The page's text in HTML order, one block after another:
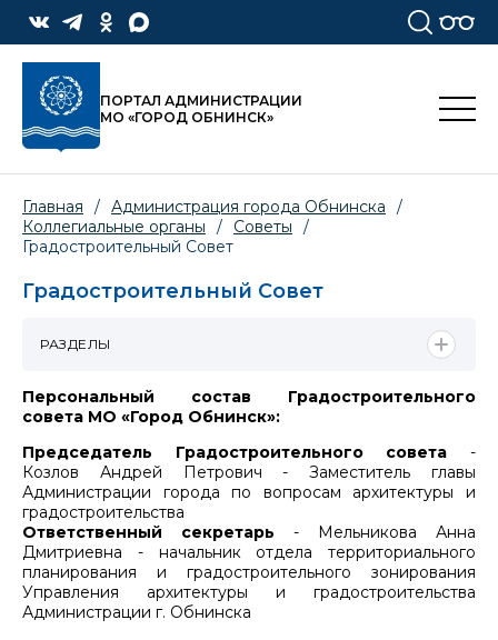
ПОРТАЛ АДМИНИСТРАЦИИ
МО «ГОРОД ОБНИНСК»
Главная / Администрация города Обнинска
/
Коллегиальные органы
/ Советы
/
Градостроительный Cовет
Градостроительный Cовет
Персональный состав Градостроительного
совета МО «Город Обнинск»:
Председатель Градостроительного совета -
Козлов Андрей Петрович - Заместитель главы
Администрации города по вопросам архитектуры и
градостроительства
Ответственный секретарь - Мельникова Анна
Дмитриевна - начальник отдела территориального
планирования и градостроительного зонирования
Управления архитектуры и градостроительства
Администрации г. Обнинска
РАЗДЕЛЫ